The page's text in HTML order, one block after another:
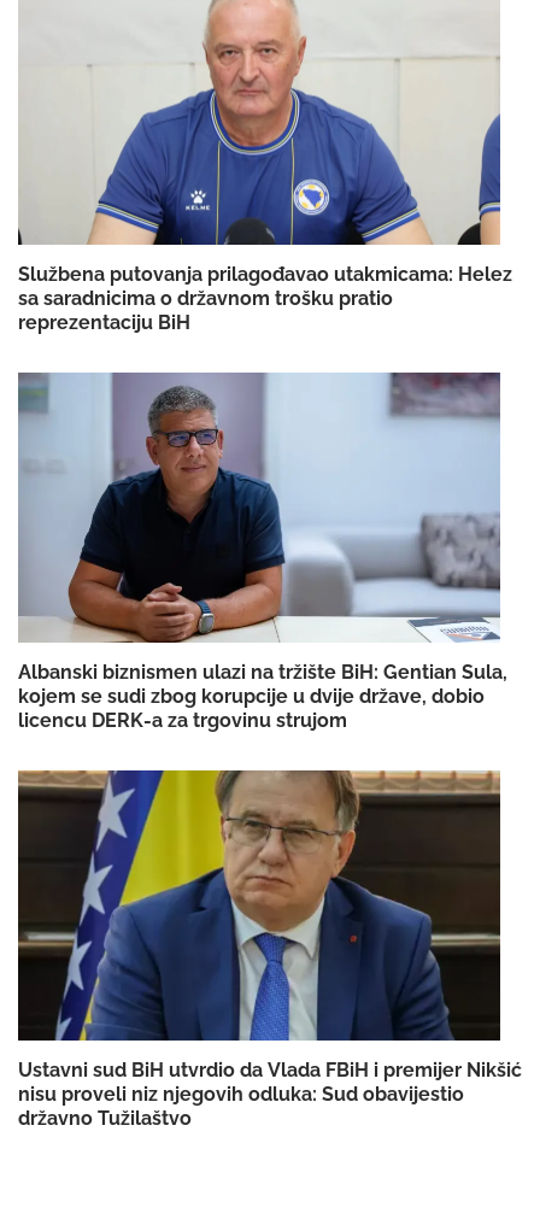
Službena putovanja prilagođavao utakmicama: Helez
sa saradnicima o državnom trošku pratio
reprezentaciju BiH
Albanski biznismen ulazi na tržište BiH: Gentian Sula,
kojem se sudi zbog korupcije u dvije države, dobio
licencu DERK-a za trgovinu strujom
Ustavni sud BiH utvrdio da Vlada FBiH i premijer Nikšić
nisu proveli niz njegovih odluka: Sud obavijestio
državno Tužilaštvo